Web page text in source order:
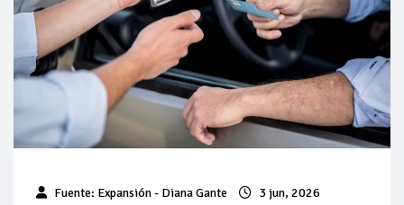
Pierde Pemex 71 millones de pesos al día por
"procesadoras" ilegales
Pacto dispara 83% ventas diésel Pemex
Incertidumbre regulatoria pone a prueba las inversiones de
las Estaciones de Servicio familiares
espera estabilización del mercado
Fuente: Expansión- Diana Gante 3 jun, 2026